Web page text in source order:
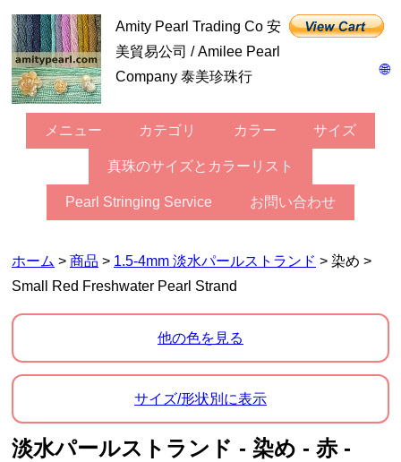
🌐
Amity Pearl Trading Co 安
美貿易公司 / Amilee Pearl
Company 泰美珍珠行
メニュー カテゴリ カラー サイズ
真珠のサイズとカラーリスト
Pearl Stringing Service お問い合わせ
ホーム > 商品 > 1.5-4mm 淡水パールストランド > 染め >
Small Red Freshwater Pearl Strand
他の色を見る
サイズ/形状別に表示
淡水パールストランド - 染め - 赤 -